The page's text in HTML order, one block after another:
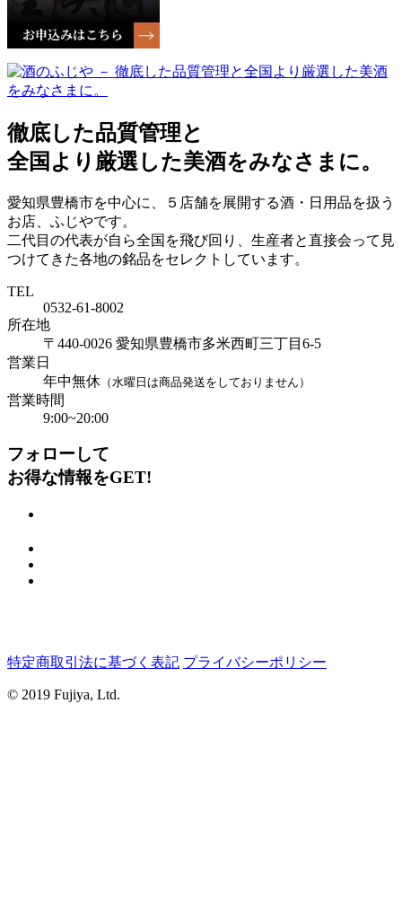
徹底した品質管理と
全国より厳選した美酒をみなさまに。
愛知県豊橋市を中心に、５店舗を展開する酒・日用品を扱う
お店、ふじやです。
二代目の代表が自ら全国を飛び回り、生産者と直接会って見
つけてきた各地の銘品をセレクトしています。
TEL
0532-61-8002
所在地
〒440-0026 愛知県豊橋市多米西町三丁目6-5
営業日
年中無休 （水曜日は商品発送をしておりません）
営業時間
9:00~20:00
フォローして
お得な情報をGET!
特定商取引法に基づく表記 プライバシーポリシー
© 2019 Fujiya, Ltd.